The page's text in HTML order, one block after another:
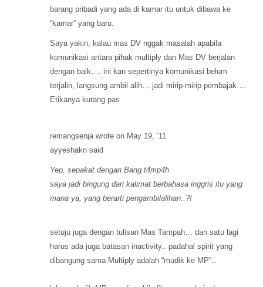
barang pribadi yang ada di kamar itu untuk dibawa ke
“kamar” yang baru.
Saya yakin, kalau mas DV nggak masalah apabila
komunikasi antara pihak multiply dan Mas DV berjalan
dengan baik…. ini kan sepertinya komunikasi belum
terjalin, langsung ambil alih… jadi mirip-mirip pembajak….
Etikanya kurang pas
remangsenja wrote on May 19, ’11
ayyeshakn said
Yep. sepakat dengan Bang t4mp4h
saya jadi bingung dari kalimat berbahasa inggris itu yang
mana ya, yang berarti pengambilalihan..?!
setuju juga dengan tulisan Mas Tampah… dan satu lagi
harus ada juga batasan inactivity.. padahal spirit yang
dibangung sama Multiply adalah “mudik ke MP”..